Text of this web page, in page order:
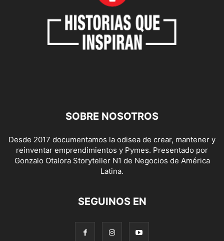
SOBRE NOSOTROS
Desde 2017 documentamos la odisea de crear, mantener y
reinventar emprendimientos y Pymes. Presentado por
Gonzalo Otalora Storyteller N1 de Negocios de América
Latina.
SEGUINOS EN